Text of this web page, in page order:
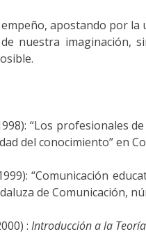
empeño, apostando por
nuestra imaginación,
“Los
del conocimiento” en
“Comunicación
de Comunicación,
: Introducción a la